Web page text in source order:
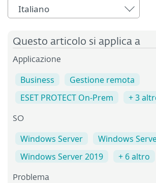
Italiano
Questo articolo si applica a
Applicazione
Business
Gestione remota
ESET PROTECT On-Prem
+ 3
SO
Windows Server
Windows
Windows Server 2019
+ 6 altro
Problema